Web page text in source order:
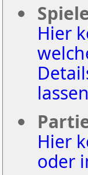
Hier
Hier
oder